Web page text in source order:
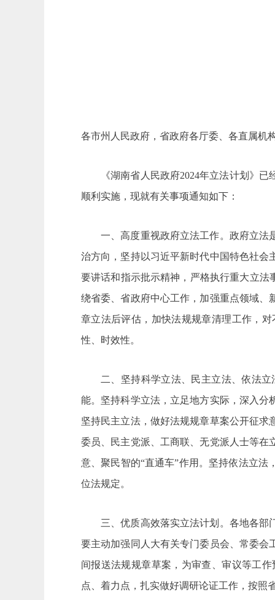
各市州人民政府，省政府各厅委、各直属机
《湖南省人民政府2024年立法计划》
顺利实施，现就有关事项通知如下：
一、高度重视政府立法工作。政府立法
治方向，坚持以习近平新时代中国特色社
要讲话和指示批示精神，严格执行重大立法
绕省委、省政府中心工作，加强重点领域
章立法后评估，加快法规规章清理工作，
性、时效性。
二、坚持科学立法、民主立法、依法
能。坚持科学立法，立足地方实际，深入
坚持民主立法，做好法规规章草案公开征
委员、民主党派、工商联、无党派人士等
意、聚民智的“直通车”作用。坚持依法立
位法规定。
三、优质高效落实立法计划。各地各
要主动加强同人大有关专门委员会、常委
间报送法规规章草案，为审查、审议等工
点、着力点，扎实做好调研论证工作，按照